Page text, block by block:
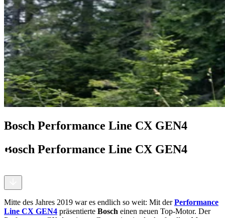
Bosch Performance Line CX GEN4
Bosch Performance Line CX GEN4
Mitte des Jahres 2019 war es endlich so weit: Mit derPerformance
Line CX GEN4 präsentierte Bosch einen neuen Top-Motor. Der